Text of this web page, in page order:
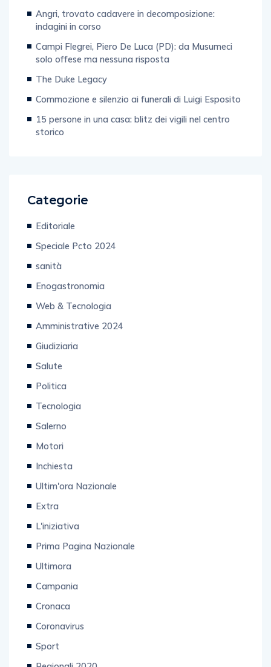
Angri, trovato cadavere in decomposizione:
indagini in corso
Campi Flegrei, Piero De Luca (PD): da Musumeci
solo offese ma nessuna risposta
The Duke Legacy
Commozione e silenzio ai funerali di Luigi Esposito
15 persone in una casa: blitz dei vigili nel centro
storico
Categorie
Editoriale
Speciale Pcto 2024
sanità
Enogastronomia
Web & Tecnologia
Amministrative 2024
Giudiziaria
Salute
Politica
Tecnologia
Salerno
Motori
Inchiesta
Ultim'ora Nazionale
Extra
L'iniziativa
Prima Pagina Nazionale
Ultimora
Campania
Cronaca
Coronavirus
Sport